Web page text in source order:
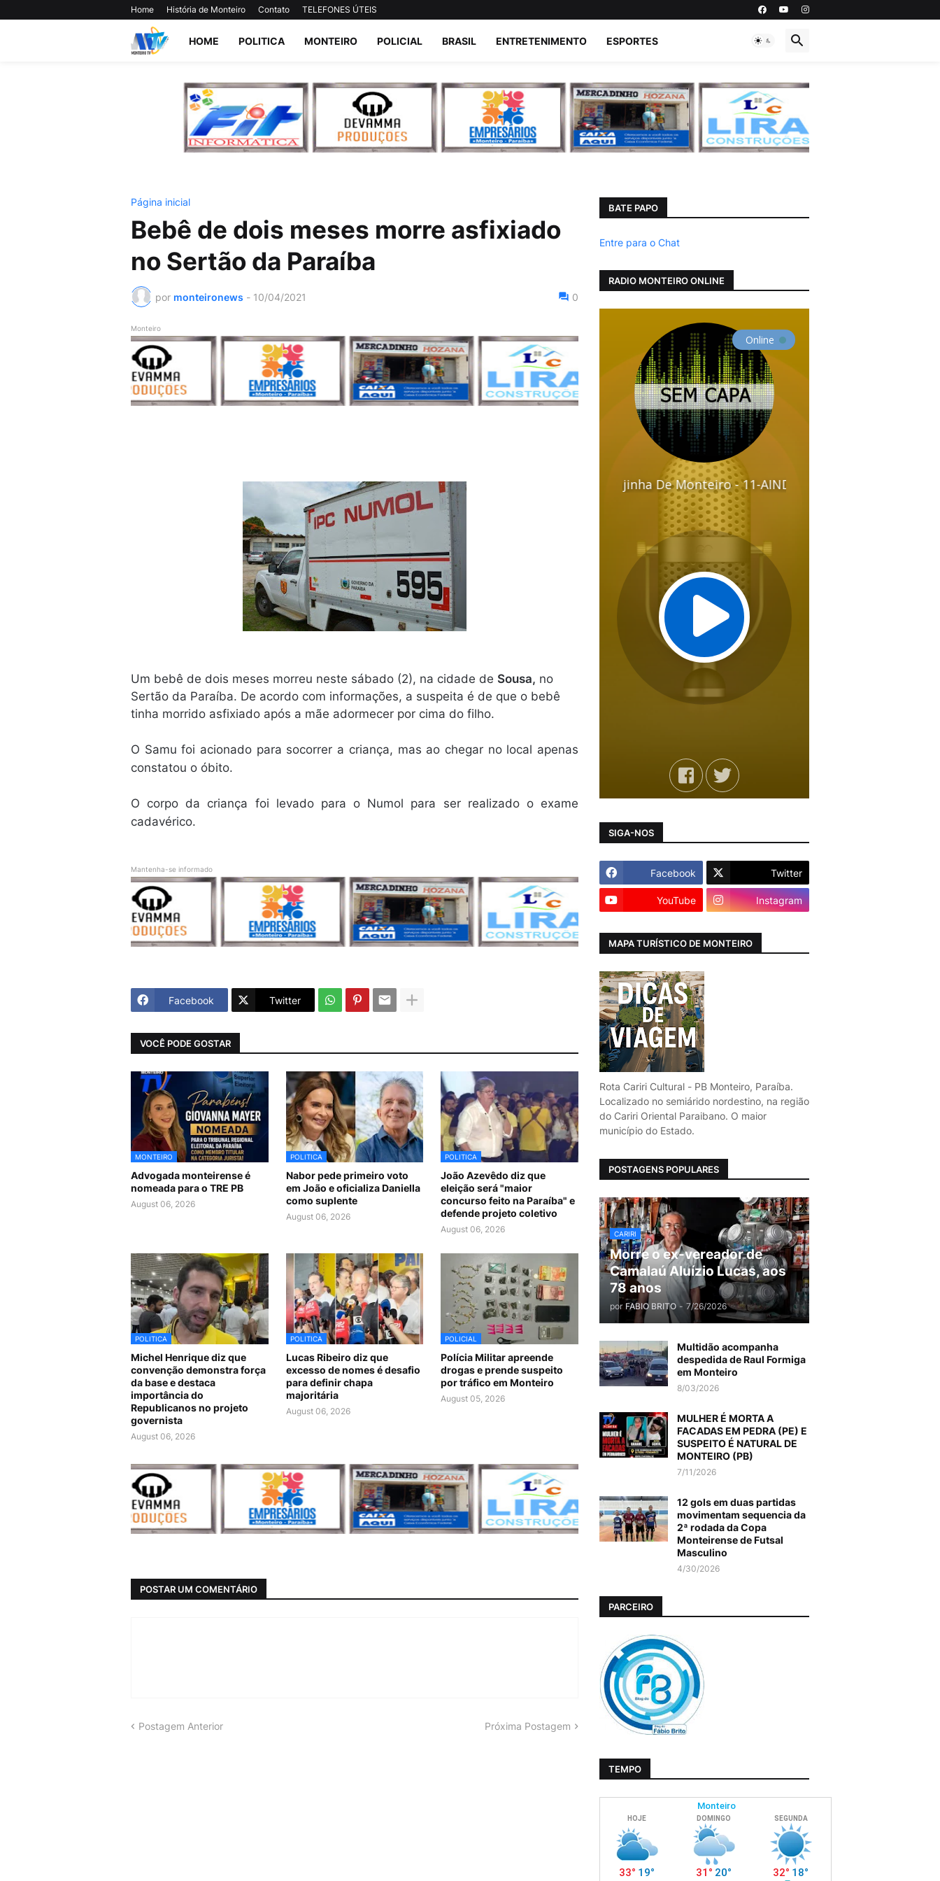
Home História de Monteiro Contato TELEFONES ÚTEIS
HOME POLITICA MONTEIRO POLICIAL BRASIL ENTRETENIMENTO ESPORTES
Página inicial
Bebê de dois meses morre asfixiado
no Sertão da Paraíba
por monteironews - 10/04/2021 0
Monteiro
Um bebê de dois meses morreu neste sábado (2), na cidade de Sousa, no
Sertão da Paraíba. De acordo com informações, a suspeita é de que o bebê
tinha morrido asfixiado após a mãe adormecer por cima do filho.
O Samu foi acionado para socorrer a criança, mas ao chegar no local apenas
constatou o óbito.
O corpo da criança foi levado para o Numol para ser realizado o exame
cadavérico.
Mantenha-se informado
Facebook Twitter
VOCÊ PODE GOSTAR
MONTEIRO
Advogada monteirense é
nomeada para o TRE PB
August 06, 2026
POLITICA
Nabor pede primeiro voto
em João e oficializa Daniella
como suplente
August 06, 2026
POLITICA
João Azevêdo diz que
eleição será "maior
concurso feito na Paraíba" e
defende projeto coletivo
August 06, 2026
POLITICA
Michel Henrique diz que
convenção demonstra força
da base e destaca
importância do
Republicanos no projeto
governista
August 06, 2026
POLITICA
Lucas Ribeiro diz que
excesso de nomes é desafio
para definir chapa
majoritária
August 06, 2026
POLICIAL
Polícia Militar apreende
drogas e prende suspeito
por tráfico em Monteiro
August 05, 2026
POSTAR UM COMENTÁRIO
Postagem Anterior Próxima Postagem
BATE PAPO
Entre para o Chat
RADIO MONTEIRO ONLINE
SIGA-NOS
Facebook Twitter
YouTube Instagram
MAPA TURÍSTICO DE MONTEIRO
Rota Cariri Cultural - PB Monteiro, Paraíba.
Localizado no semiárido nordestino, na região
do Cariri Oriental Paraibano. O maior
município do Estado.
POSTAGENS POPULARES
CARIRI
Morre o ex-vereador de
Camalaú Aluízio Lucas, aos
78 anos
por FABIO BRITO - 7/26/2026
Multidão acompanha
despedida de Raul Formiga
em Monteiro
8/03/2026
MULHER É MORTA A
FACADAS EM PEDRA (PE) E
SUSPEITO É NATURAL DE
MONTEIRO (PB)
7/11/2026
12 gols em duas partidas
movimentam sequencia da
2ª rodada da Copa
Monteirense de Futsal
Masculino
4/30/2026
PARCEIRO
TEMPO